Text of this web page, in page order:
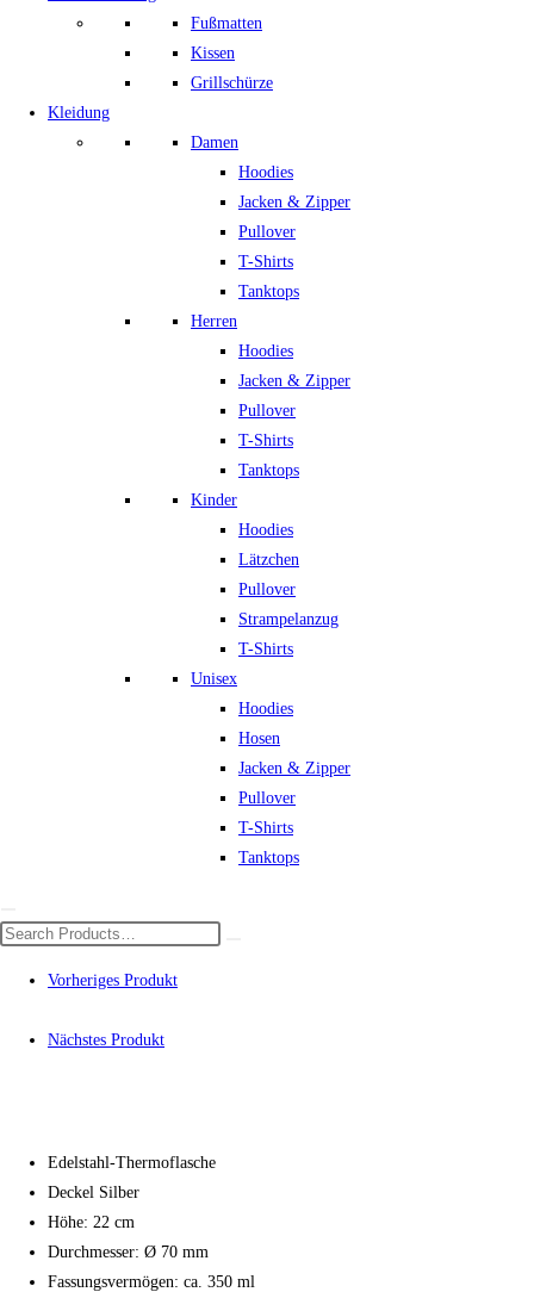
Fußmatten
Kissen
Grillschürze
Kleidung
Damen
Hoodies
Jacken & Zipper
Pullover
T-Shirts
Tanktops
Herren
Hoodies
Jacken & Zipper
Pullover
T-Shirts
Tanktops
Kinder
Hoodies
Lätzchen
Pullover
Strampelanzug
T-Shirts
Unisex
Hoodies
Hosen
Jacken & Zipper
Pullover
T-Shirts
Tanktops
Vorheriges Produkt
Nächstes Produkt
Edelstahl-Thermoflasche
Deckel Silber
Höhe: 22 cm
Durchmesser: Ø 70 mm
Fassungsvermögen: ca. 350 ml